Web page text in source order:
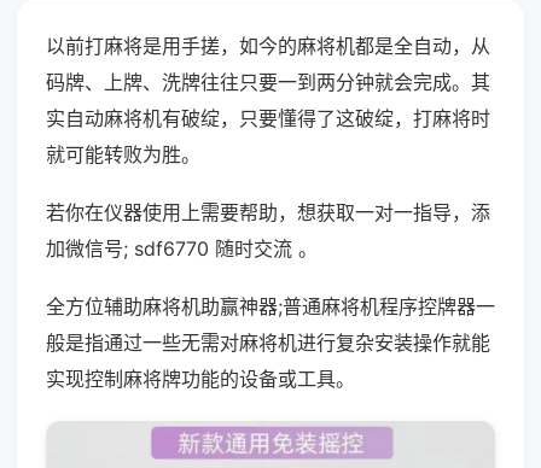
以前打麻将是用手搓，如今的麻将机都是全自动，从
码牌、上牌、洗牌往往只要一到两分钟就会完成。其
实自动麻将机有破绽，只要懂得了这破绽，打麻将时
就可能转败为胜。
若你在仪器使用上需要帮助，想获取一对一指导，添
加微信号; sdf6770 随时交流 。
全方位辅助麻将机助赢神器;普通麻将机程序控牌器一
般是指通过一些无需对麻将机进行复杂安装操作就能
实现控制麻将牌功能的设备或工具。